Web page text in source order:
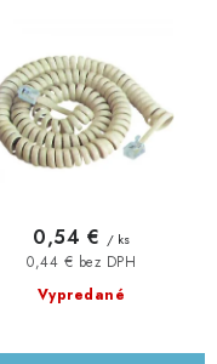
Vypredané
0,44 € bez DPH
0,54 € / ks